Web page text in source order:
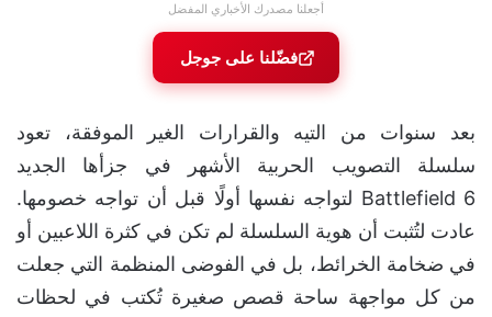
أجعلنا مصدرك الأخباري المفضل
فضّلنا على جوجل
بعد سنوات من التيه والقرارات الغير الموفقة، تعود
سلسلة التصويب الحربية الأشهر في جزأها الجديد
Battlefield 6 لتواجه نفسها أولًا قبل أن تواجه خصومها.
عادت لتُثبت أن هوية السلسلة لم تكن في كثرة اللاعبين أو
في ضخامة الخرائط، بل في الفوضى المنظمة التي جعلت
من كل مواجهة ساحة قصص صغيرة تُكتب في لحظات